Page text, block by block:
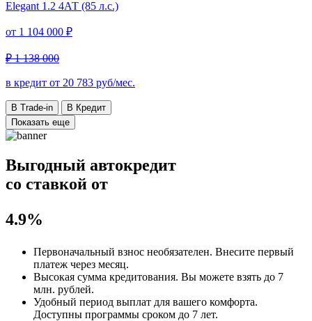
Elegant 1.2 4АТ (85 л.с.)
от 1 104 000 ₽
₽ 1 138 000
в кредит от 20 783 руб/мес.
В Trade-in
В Кредит
Показать еще
Выгодный автокредит
со ставкой от
4.9%
Первоначальный взнос необязателен. Внесите первый
платеж через месяц.
Высокая сумма кредитования. Вы можете взять до 7
млн. рублей.
Удобный период выплат для вашего комфорта.
Доступны программы сроком до 7 лет.